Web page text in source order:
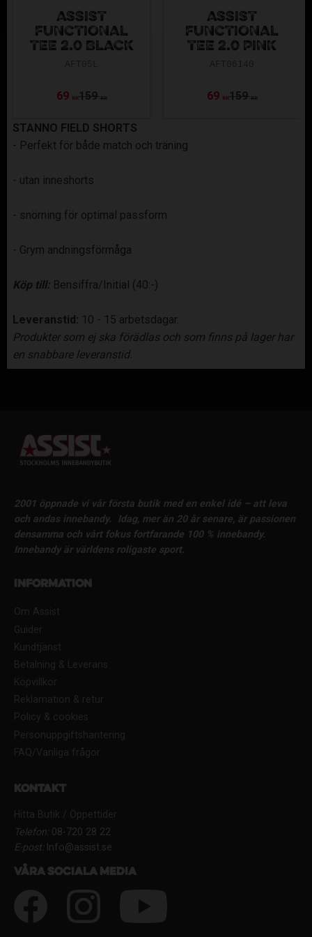
ASSIST
FUNCTIONAL
TEE 2.0 BLACK
69 KR159 KR
ASSIST
FUNCTIONAL
TEE 2.0 PINK
69 KR159 KR
STANNO FIELD SHORTS
- Perfekt för både match och träning
- utan inneshorts
- snörning för optimal passform
- Grym andningsförmåga
Köp till: Bensiffra/Initial (40:-)
Leveranstid: 10 - 15 arbetsdagar.
Produkter som ej ska förädlas och som finns på lager har
en snabbare leveranstid.
2001 öppnade vi vår första butik med en enkel idé – att leva
och andas innebandy.
Idag, mer än 20 år senare, är passionen
densamma och vårt fokus fortfarande 100 % innebandy.
Innebandy är världens roligaste sport.
Information
Om Assist
Guider
Kundtjänst
Betalning & Leverans
Köpvillkor
Reklamation & retur
Policy & cookies
Personuppgiftshantering
FAQ/Vanliga frågor
Kontakt
Hitta Butik / Öppettider
Telefon:08-720 28 22
E-post:Info@assist.se
Våra sociala media